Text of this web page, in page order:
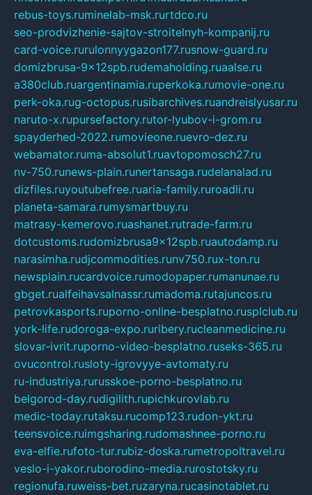
rebus-toys.ruminelab-msk.rurtdco.ru
seo-prodvizhenie-sajtov-stroitelnyh-kompanij.ru
card-voice.rurulonnyygazon177.rusnow-guard.ru
domizbrusa-9x12spb.rudemaholding.ruaalse.ru
a380club.ruargentinamia.ruperkoka.rumovie-one.ru
perk-oka.rug-octopus.rusibarchives.ruandreislyusar.ru
naruto-x.rupursefactory.rutor-lyubov-i-grom.ru
spayderhed-2022.rumovieone.ruevro-dez.ru
webamator.ruma-absolut1.ruavtopomosch27.ru
nv-750.runews-plain.runertansaga.rudelanalad.ru
dizfiles.ruyoutubefree.ruaria-family.ruroadli.ru
planeta-samara.rumysmartbuy.ru
matrasy-kemerovo.ruashanet.rutrade-farm.ru
dotcustoms.rudomizbrusa9x12spb.ruautodamp.ru
narasimha.rudjcommodities.runv750.rux-ton.ru
newsplain.rucardvoice.rumodopaper.rumanunae.ru
gbget.rualfeihavsalnassr.rumadoma.rutajuncos.ru
petrovkasports.ruporno-online-besplatno.rusplclub.ru
york-life.rudoroga-expo.ruribery.rucleanmedicine.ru
slovar-ivrit.ruporno-video-besplatno.ruseks-365.ru
ovucontrol.rusloty-igrovyye-avtomaty.ru
ru-industriya.rurusskoe-porno-besplatno.ru
belgorod-day.rudigilith.rupichkurovlab.ru
medic-today.rutaksu.rucomp123.rudon-ykt.ru
teensvoice.ruimgsharing.rudomashnee-porno.ru
eva-elfie.rufoto-tur.rubiz-doska.rumetropoltravel.ru
veslo-i-yakor.ruborodino-media.rurostotsky.ru
regionufa.ruweiss-bet.ruzaryna.rucasinotablet.ru